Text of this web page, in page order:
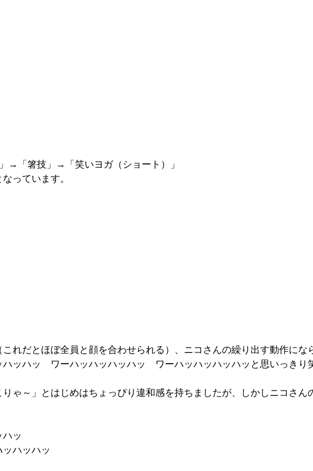
→「箸技」→「笑いヨガ（ショート）」
っています。
れだとほぼ全員と顔を合わせられる）、ニコさんの繰り出す動作にな
ッハッ　ワーハッハッハッハッ　ワーハッハッハッハッと思いっきり
ゃ～」とはじめはちょっぴり違和感を持ちましたが、しかしニコさん
ハッ
ッハッハッ